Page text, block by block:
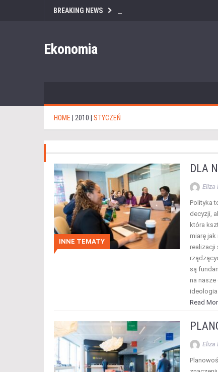
BREAKING NEWS
Ekonomia
HOME 2010 STYCZEŃ
INNE TEMATY
DLA
Eliza
Polityka
decyzji,
która
miarę jak
realizacji
są
na
Read
Eliza